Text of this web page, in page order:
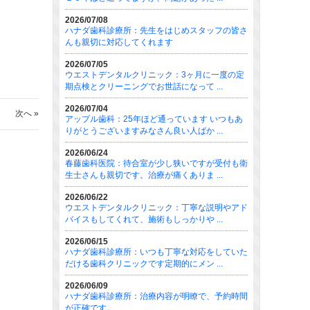
次へ »
2026/07/08
ハナダ歯科診療所：先生をはじめスタッフの皆さ
んも親切に対応してくれます
2026/07/05
ウエストデンタルクリニック：3ヶ月に一度の定
期点検とクリーニングでお世話になって ...
2026/07/04
アップル歯科：25年ほど通っています いつもあ
りがとうございますみなさん良い人ばか ...
2026/06/24
春藤歯科医院：待合室が少し狭いですが受付も衛
生士さんも親切です。治療が痛くありま ...
2026/06/22
ウエストデンタルクリニック：丁寧な説明やアド
バイスもしてくれて、施術もしっかりや ...
2026/06/15
ハナダ歯科診療所：いつも丁寧な対応をしていた
だける歯科クリニックです定期的にメン ...
2026/06/09
ハナダ歯科診療所：治療内容が明瞭で、予約時間